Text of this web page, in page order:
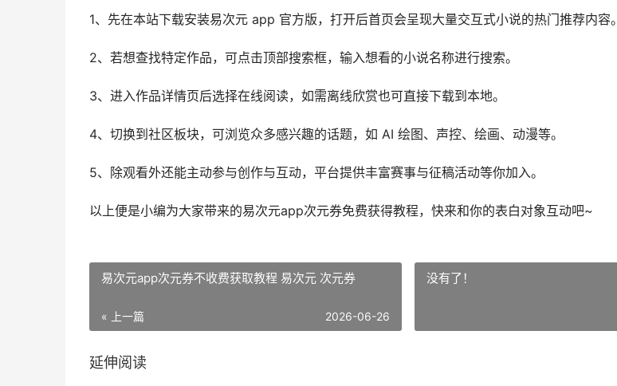
1、先在本站下载安装易次元 app 官方版，打开后首页会呈现大量交互式小说的热门推荐内容。
2、若想查找特定作品，可点击顶部搜索框，输入想看的小说名称进行搜索。
3、进入作品详情页后选择在线阅读，如需离线欣赏也可直接下载到本地。
4、切换到社区板块，可浏览众多感兴趣的话题，如 AI 绘图、声控、绘画、动漫等。
5、除观看外还能主动参与创作与互动，平台提供丰富赛事与征稿活动等你加入。
以上便是小编为大家带来的易次元app次元券免费获得教程，快来和你的表白对象互动吧~
易次元app次元券不收费获取教程 易次元 次元券
« 上一篇 2026-06-26
没有了！
延伸阅读